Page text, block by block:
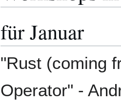
für Januar
"Rust (coming
Operator" -